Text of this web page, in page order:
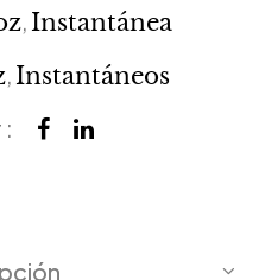
Instantánea
, Instantáneos